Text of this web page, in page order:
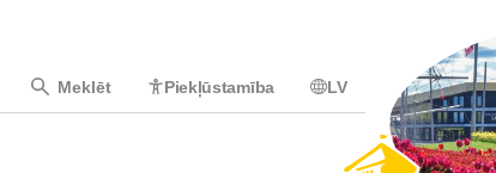
Meklēt Piekļūstamība LV